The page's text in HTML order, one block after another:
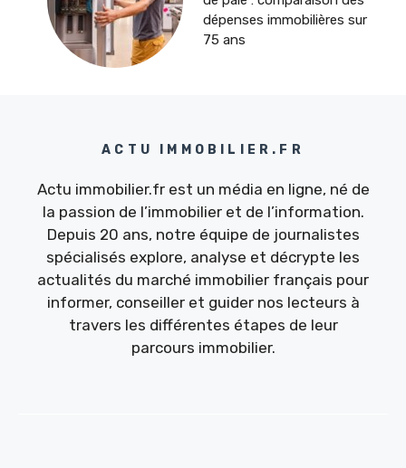
dépenses immobilières sur
75 ans
ACTU IMMOBILIER.FR
Actu immobilier.fr est un média en ligne, né de
la passion de l’immobilier et de l’information.
Depuis 20 ans, notre équipe de journalistes
spécialisés explore, analyse et décrypte les
actualités du marché immobilier français pour
informer, conseiller et guider nos lecteurs à
travers les différentes étapes de leur
parcours immobilier.